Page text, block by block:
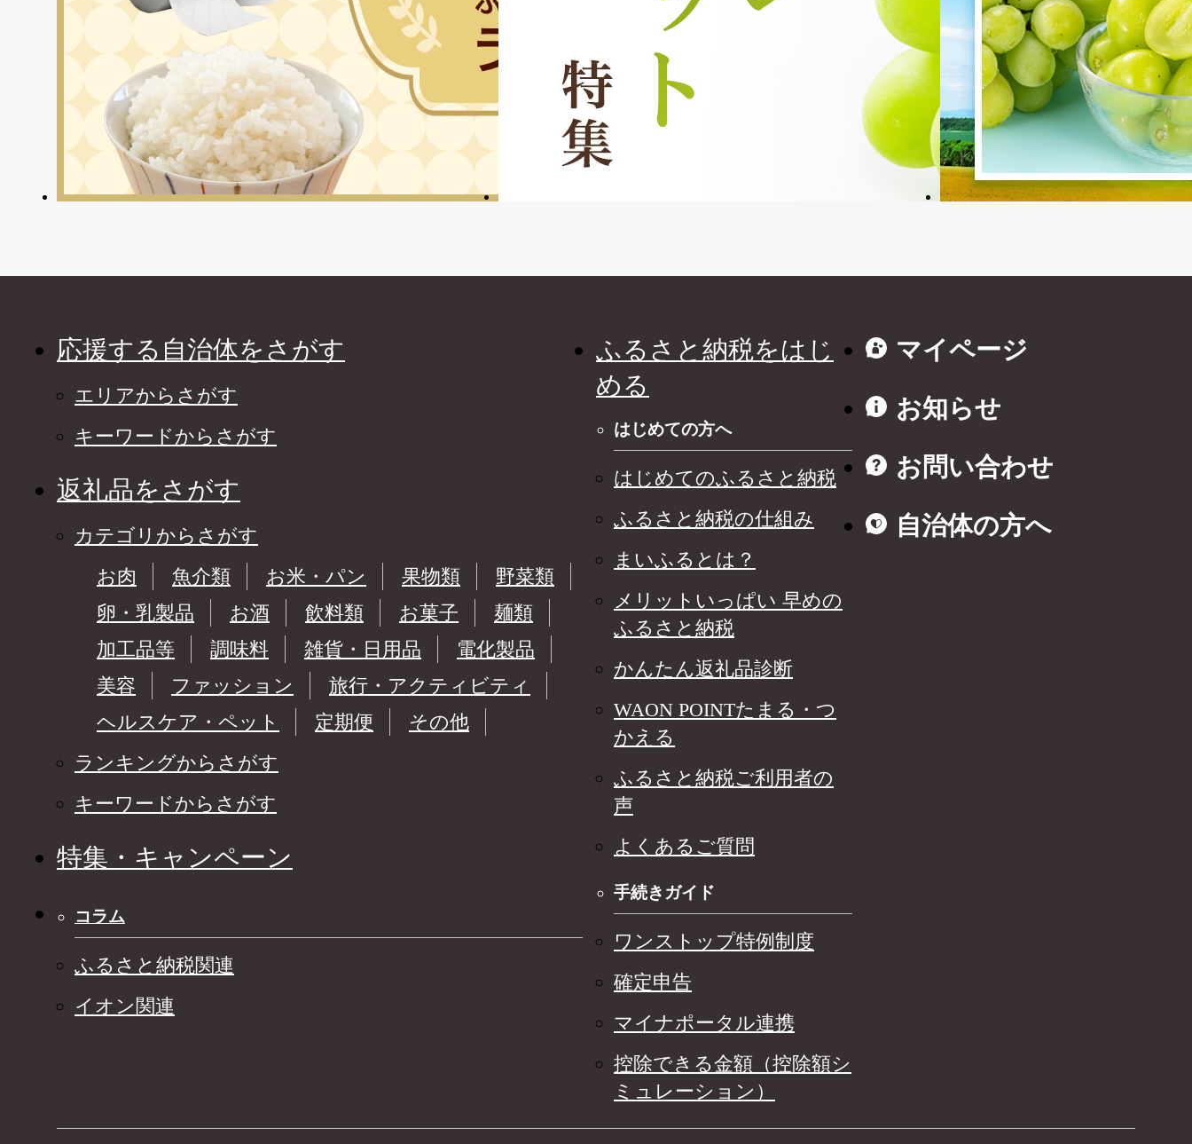
応援する自治体をさがす
エリアからさがす
キーワードからさがす
返礼品をさがす
カテゴリからさがす
お肉
魚介類 お米・パン 果物類
野菜類
卵・乳製品
お酒 飲料類 お菓子
麺類
加工品等
調味料 雑貨・日用品
電化製品
美容
ファッション
旅行・アクティビティ
ヘルスケア・ペット
定期便
その他
ランキングからさがす
キーワードからさがす
特集・キャンペーン
コラム
ふるさと納税関連
イオン関連
ふるさと納税をはじ
める
はじめての方へ
はじめてのふるさと納税
ふるさと納税の仕組み
まいふるとは？
メリットいっぱい 早めの
ふるさと納税
かんたん返礼品診断
WAON POINTたまる・つ
かえる
ふるさと納税ご利用者の
声
よくあるご質問
手続きガイド
ワンストップ特例制度
確定申告
マイナポータル連携
控除できる金額（控除額シ
ミュレーション）
マイページ
お知らせ
お問い合わせ
自治体の方へ